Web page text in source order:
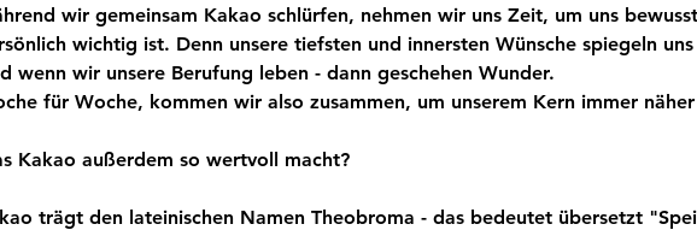
wir gemeinsam Kakao schlürfen, nehmen wir uns Zeit, um uns
wichtig ist. Denn unsere tiefsten und innersten Wünsche spiegeln
wenn wir unsere Berufung leben - dann geschehen Wunder.
für Woche, kommen wir also zusammen, um unserem Kern immer
Kakao außerdem so wertvoll macht?
trägt den lateinischen Namen Theobroma - das bedeutet übersetzt